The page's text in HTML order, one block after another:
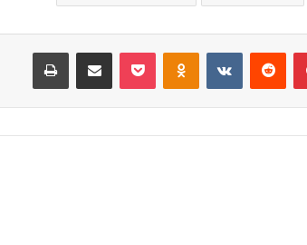
بينتيريست Odnoklassniki
‫Pocket مشاركة عبر البريد طباعة